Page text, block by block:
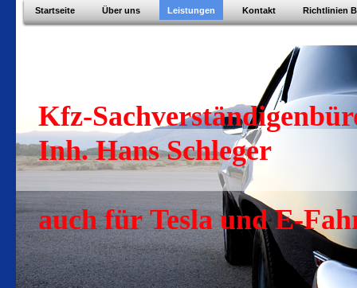
Startseite Über uns Leistungen Kontakt Richtlinien
Kfz-
Inh. Hans Schleger
auch für Tesla und E-